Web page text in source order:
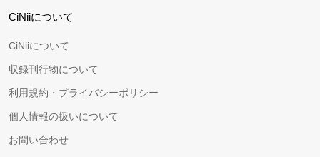
CiNiiについて
CiNiiについて
収録刊行物について
利用規約・プライバシーポリシー
個人情報の扱いについて
お問い合わせ